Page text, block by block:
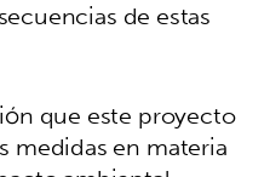
de estas
que este proyecto
medidas en materia